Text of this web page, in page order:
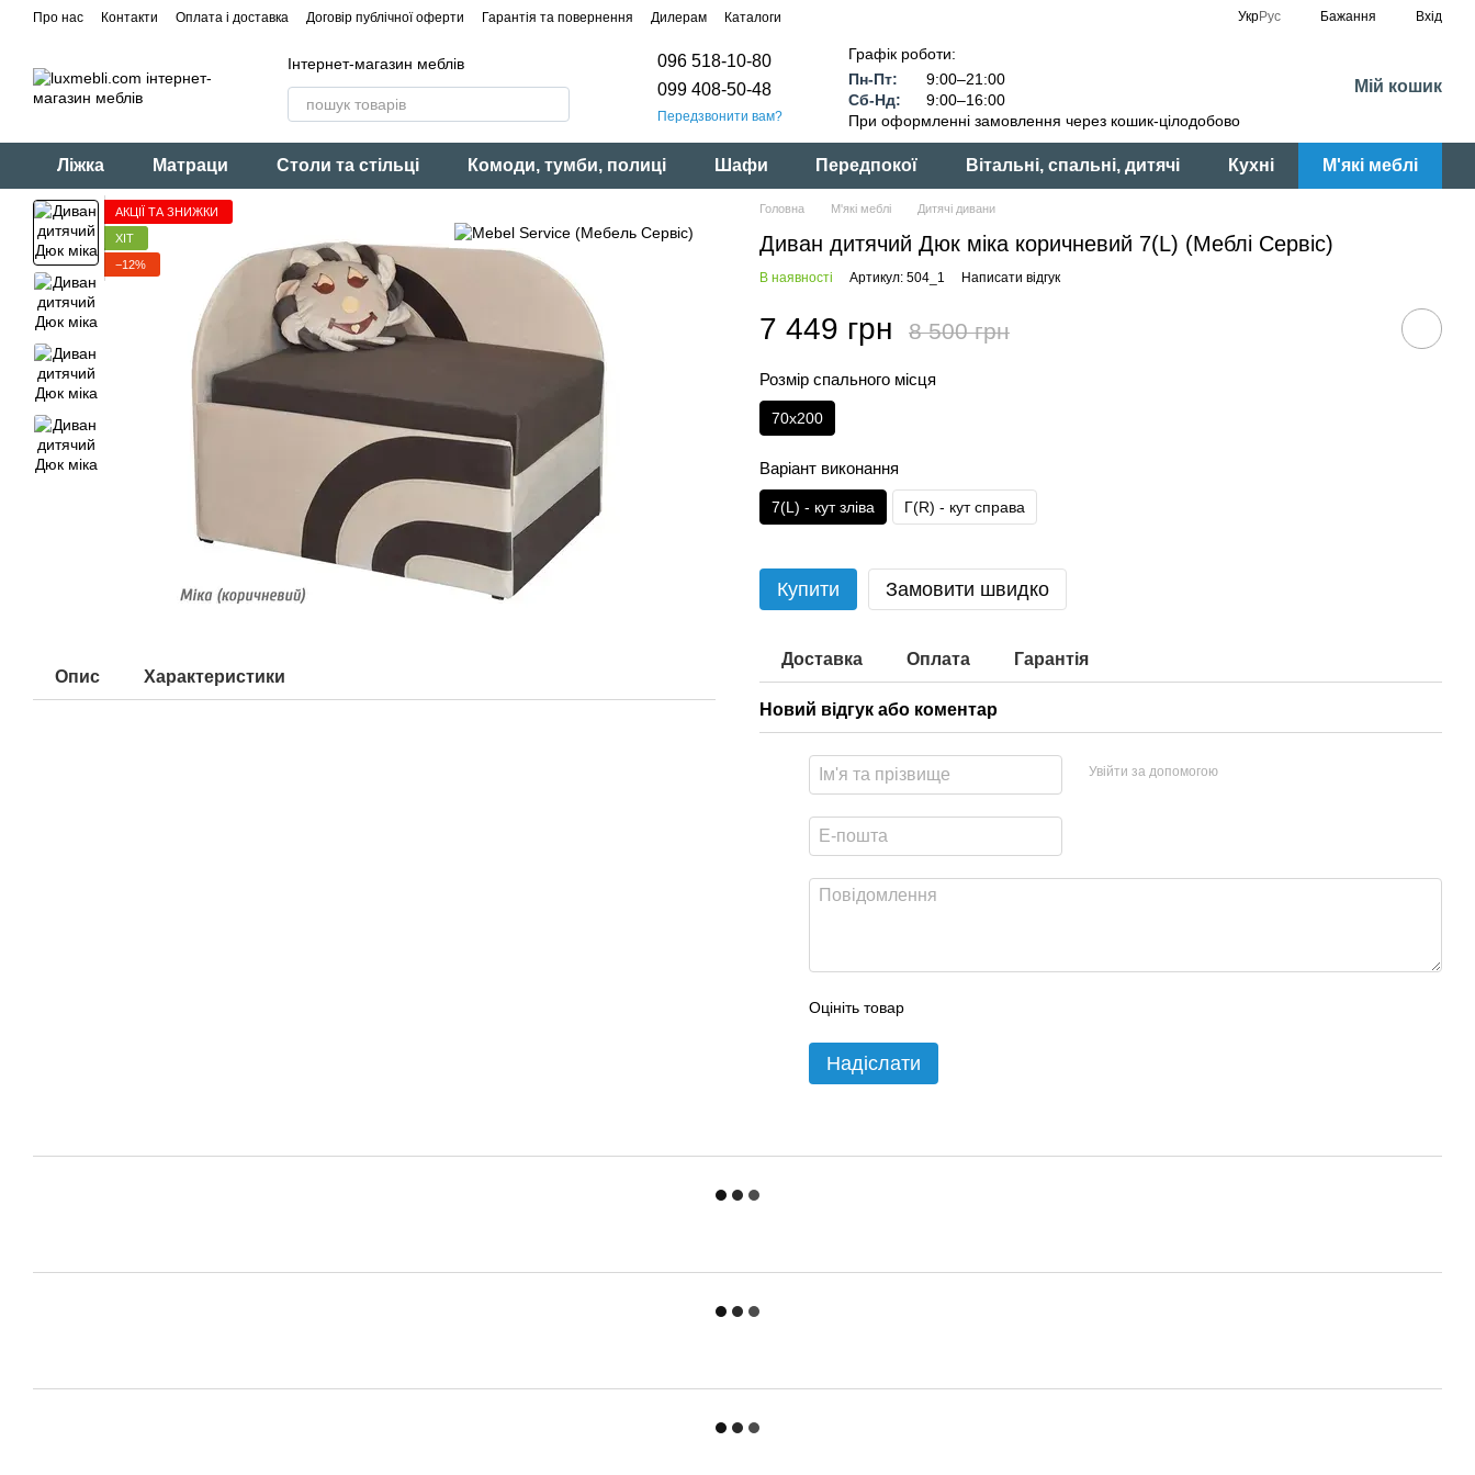
Перейти до основного контенту
Про нас Контакти Оплата і доставка Договір публічної оферти Гарантія та повернення Дилерам Каталоги УкрРус Бажання Вхід
Інтернет-магазин меблів
096 518-10-80
099 408-50-48
Передзвонити вам?
Графік роботи:
Пн-Пт:
9:00–21:00
Сб-Нд:
9:00–16:00
При оформленні замовлення через кошик-цілодобово
Мій кошик
Ліжка Матраци Столи та стільці Комоди, тумби, полиці Шафи Передпокої Вітальні, спальні, дитячі Кухні М'які меблі
АКЦІЇ ТА ЗНИЖКИ
ХІТ
−12%
Опис Характеристики
Головна М'які меблі Дитячі дивани
Диван дитячий Дюк міка коричневий 7(L) (Меблі Сервіс)
В наявності Артикул: 504_1 Написати відгук
7 449 грн 8 500 грн
Розмір спального місця
70x200
Варіант виконання
7(L) - кут зліва Г(R) - кут справа
Купити Замовити швидко
Доставка Оплата Гарантія
Новий відгук або коментар
Увійти за допомогою
Оцініть товар
Надіслати